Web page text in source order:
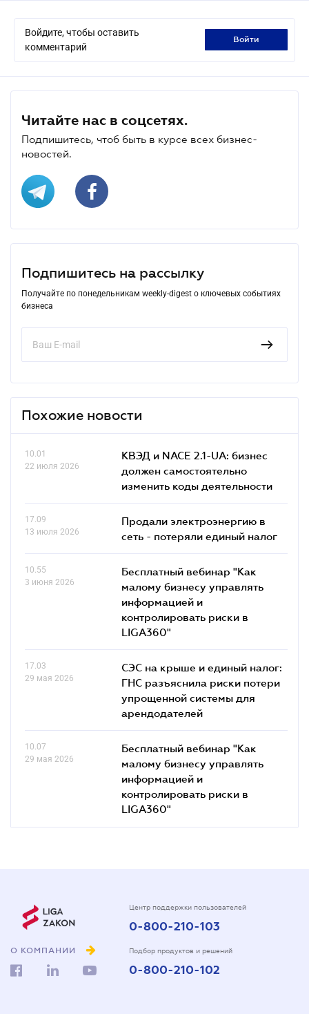
Войдите, чтобы оставить
комментарий
войти
Читайте нас в соцсетях.
Подпишитесь, чтоб быть в курсе всех бизнес-
новостей.
Подпишитесь на рассылку
Получайте по понедельникам weekly-digest о ключевых событиях
бизнеса
Похожие новости
10.01
22 июля 2026
КВЭД и NACE 2.1-UA: бизнес
должен самостоятельно
изменить коды деятельности
17.09
13 июля 2026
Продали электроэнергию в
сеть - потеряли единый налог
10.55
3 июня 2026
Бесплатный вебинар "Как
малому бизнесу управлять
информацией и
контролировать риски в
LIGA360"
17.03
29 мая 2026
СЭС на крыше и единый налог:
ГНС разъяснила риски потери
упрощенной системы для
арендодателей
10.07
29 мая 2026
Бесплатный вебинар "Как
малому бизнесу управлять
информацией и
контролировать риски в
LIGA360"
О КОМПАНИИ
Центр поддержки пользователей
0-800-210-103
Подбор продуктов и решений
0-800-210-102